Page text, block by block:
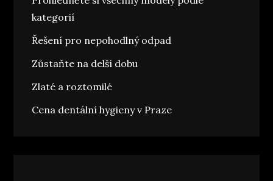
kategorií
Řešení pro nepohodlný odpad
Zůstaňte na delší dobu
Zlaté a roztomilé
Cena dentální hygieny v Praze